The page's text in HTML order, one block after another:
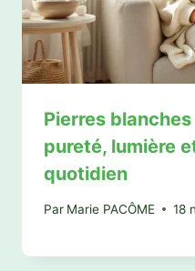
Pierres
pureté, lumière
quotidien
Par Marie PACÔME 18